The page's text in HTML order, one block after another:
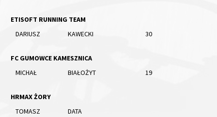
ETISOFT RUNNING TEAM
DARIUSZ
KAWECKI 30
FC GUMOWCE KAMESZNICA
MICHAŁ
BIAŁOŻYT 19
HRMAX ŻORY
TOMASZ
DATA